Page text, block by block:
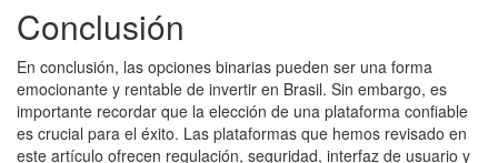
Conclusión
En conclusión, las opciones binarias pueden ser una forma
emocionante y rentable de invertir en Brasil. Sin embargo, es
importante recordar que la elección de una plataforma confiable
es crucial para el éxito. Las plataformas que hemos revisado en
este artículo ofrecen regulación, seguridad, interfaz de usuario y